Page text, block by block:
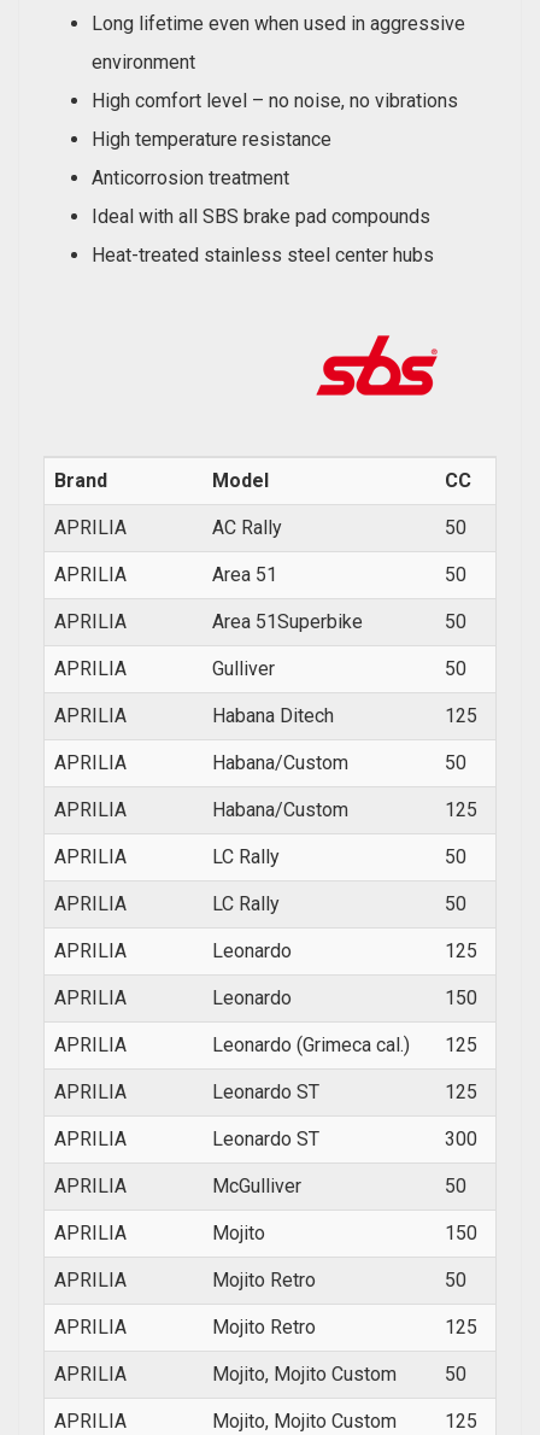
Long lifetime even when used in aggressive
environment
High comfort level – no noise, no vibrations
High temperature resistance
Anticorrosion treatment
Ideal with all SBS brake pad compounds
Heat-treated stainless steel center hubs
Brand Model CC
APRILIA AC Rally 50
APRILIA Area 51 50
APRILIA Area 51Superbike 50
APRILIA Gulliver 50
APRILIA Habana Ditech 125
APRILIA Habana/Custom 50
APRILIA Habana/Custom 125
APRILIA LC Rally 50
APRILIA LC Rally 50
APRILIA Leonardo 125
APRILIA Leonardo 150
APRILIA Leonardo (Grimeca cal.) 125
APRILIA Leonardo ST 125
APRILIA Leonardo ST 300
APRILIA McGulliver 50
APRILIA Mojito 150
APRILIA Mojito Retro 50
APRILIA Mojito Retro 125
APRILIA Mojito, Mojito Custom 50
APRILIA Mojito, Mojito Custom 125